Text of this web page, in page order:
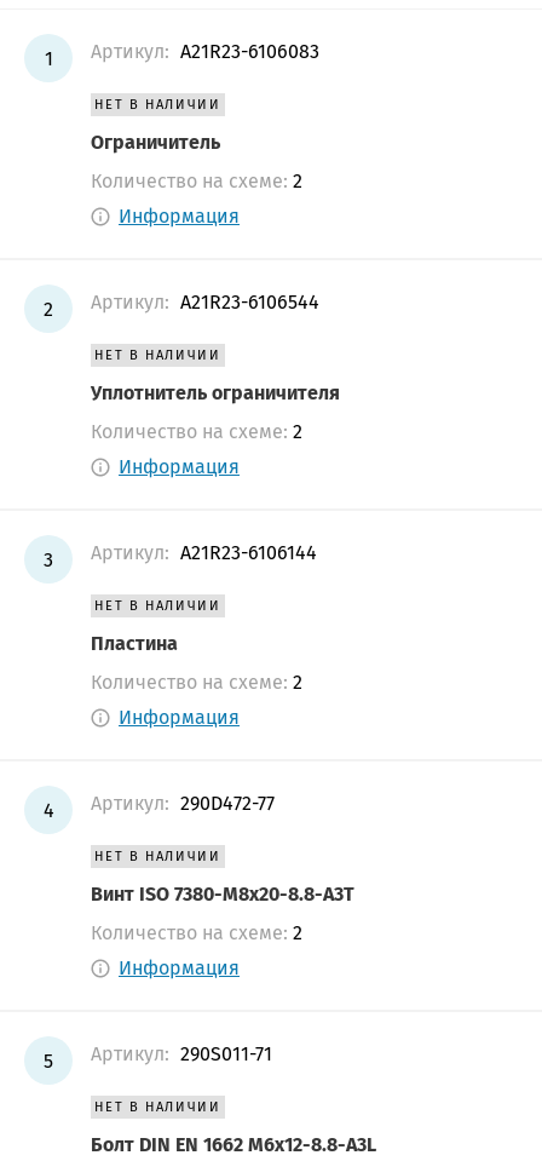
1 Артикул: A21R23-6106083
НЕТ В НАЛИЧИИ
Ограничитель
Количество на схеме: 2
Информация
2 Артикул: A21R23-6106544
НЕТ В НАЛИЧИИ
Уплотнитель ограничителя
Количество на схеме: 2
Информация
3 Артикул: A21R23-6106144
НЕТ В НАЛИЧИИ
Пластина
Количество на схеме: 2
Информация
4 Артикул: 290D472-77
НЕТ В НАЛИЧИИ
Винт ISO 7380-М8х20-8.8-А3Т
Количество на схеме: 2
Информация
5 Артикул: 290S011-71
НЕТ В НАЛИЧИИ
Болт DIN EN 1662 М6х12-8.8-A3L